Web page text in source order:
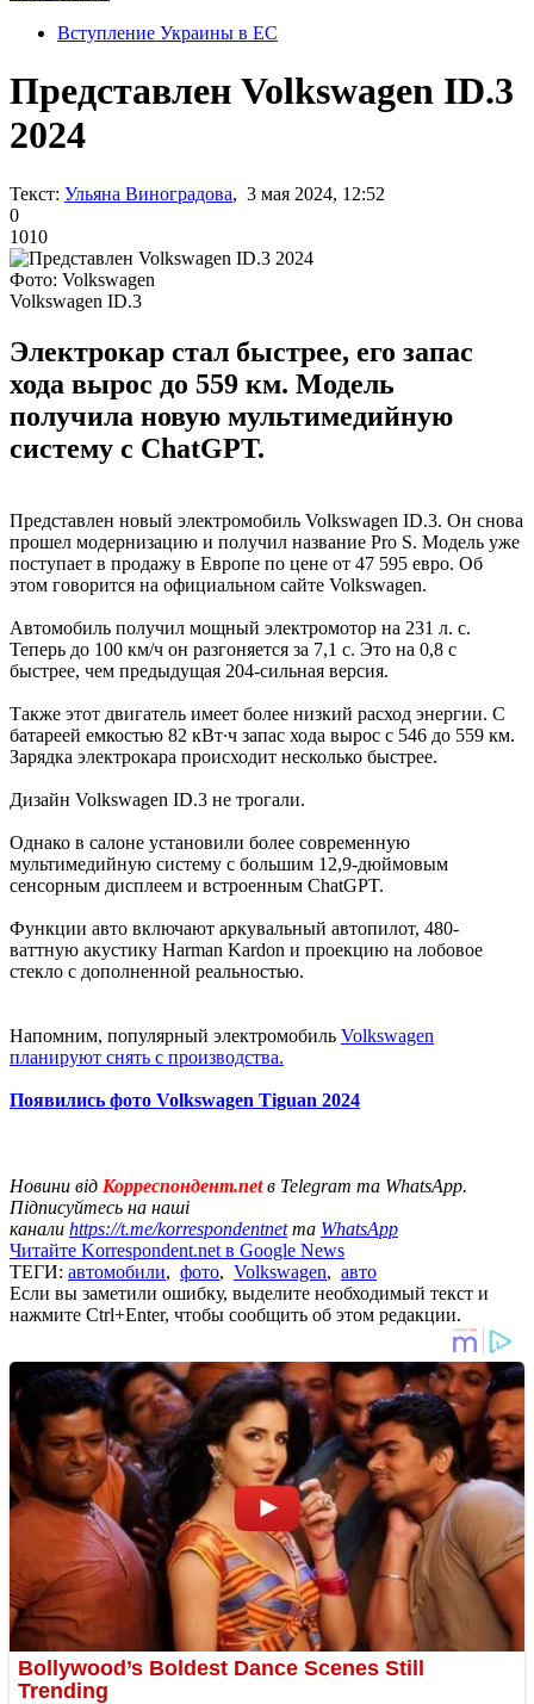
Вступление Украины в ЕС
Представлен Volkswagen ID.3
2024
Текст: Ульяна Виноградова, 3 мая 2024, 12:52
0
1010
Фото: Volkswagen
Volkswagen ID.3
Электрокар стал быстрее, его запас
хода вырос до 559 км. Модель
получила новую мультимедийную
систему с ChatGPT.
Представлен новый электромобиль Volkswagen ID.3. Он снова
прошел модернизацию и получил название Pro S. Модель уже
поступает в продажу в Европе по цене от 47 595 евро. Об
этом говорится на официальном сайте Volkswagen.
Автомобиль получил мощный электромотор на 231 л. с.
Теперь до 100 км/ч он разгоняется за 7,1 с. Это на 0,8 с
быстрее, чем предыдущая 204-сильная версия.
Также этот двигатель имеет более низкий расход энергии. С
батареей емкостью 82 кВт∙ч запас хода вырос с 546 до 559 км.
Зарядка электрокара происходит несколько быстрее.
Дизайн Volkswagen ID.3 не трогали.
Однако в салоне установили более современную
мультимедийную систему с большим 12,9-дюймовым
сенсорным дисплеем и встроенным ChatGPT.
Функции авто включают аркувальный автопилот, 480-
ваттную акустику Harman Kardon и проекцию на лобовое
стекло с дополненной реальностью.
Напомним, популярный электромобиль Volkswagen
планируют снять с производства.
Появились фото Volkswagen Tiguan 2024
Новини від Корреспондент.netв Telegram та WhatsApp.
Підписуйтесь на наші
канали https://t.me/korrespondentnetта WhatsApp
Читайте Korrespondent.net в Google News
ТЕГИ: автомобили, фото, Volkswagen, авто
Если вы заметили ошибку, выделите необходимый текст и
нажмите Ctrl+Enter, чтобы сообщить об этом редакции.